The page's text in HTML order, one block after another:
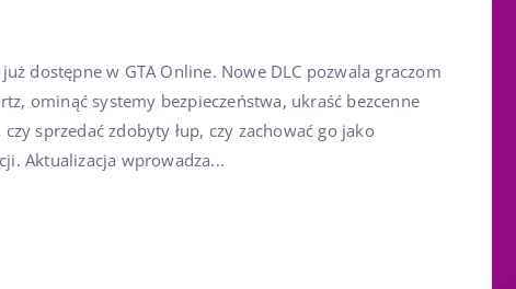
dostępne w GTA Online. Nowe DLC pozwala graczom
ominąć systemy bezpieczeństwa, ukraść bezcenne
sprzedać zdobyty łup, czy zachować go jako
Aktualizacja wprowadza...